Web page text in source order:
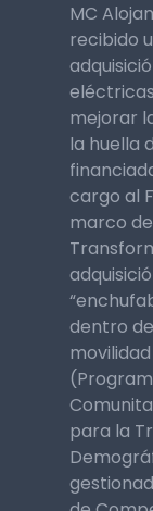
MC
recibido
mejorar
la huella
cargo al
marco
dentro
para la